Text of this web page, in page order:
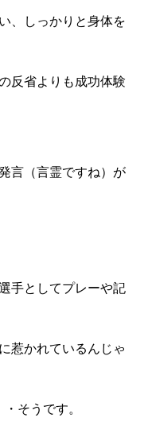
、しっかりと身体を
反省よりも成功体験
言（言霊ですね）が
手としてプレーや記
惹かれているんじゃ
そうです。